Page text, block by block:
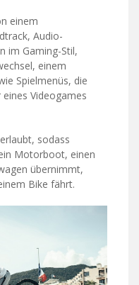
einem
Audio-
im Gaming-Stil,
einem
Spielmenüs, die
Videogames
sodass
Motorboot, einen
übernimmt,
Bike fährt.